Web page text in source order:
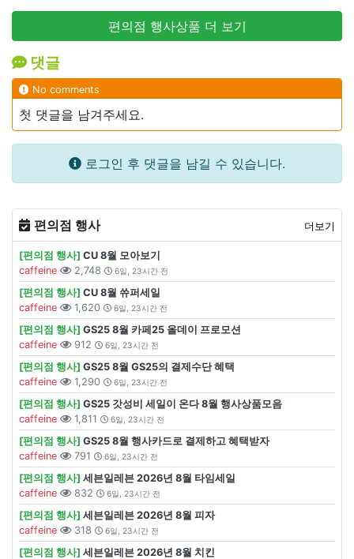
편의점 행사상품 더 보기
댓글
No comments
첫 댓글을 남겨주세요.
로그인 후 댓글을 남길 수 있습니다.
편의점 행사 더보기
[편의점 행사] CU 8월 모아보기
caffeine
2,748 6일, 23시간 전
[편의점 행사] CU 8월 쓔퍼세일
caffeine
1,620 6일, 23시간 전
[편의점 행사] GS25 8월 카페25 올데이 프로모션
caffeine
912 6일, 23시간 전
[편의점 행사] GS25 8월 GS25의 결제수단 혜택
caffeine
1,290 6일, 23시간 전
[편의점 행사] GS25 갓성비 세일이 온다 8월 행사상품모음
caffeine
1,811 6일, 23시간 전
[편의점 행사] GS25 8월 행사카드로 결제하고 혜택받자
caffeine
791 6일, 23시간 전
[편의점 행사] 세븐일레븐 2026년 8월 타임세일
caffeine
832 6일, 23시간 전
[편의점 행사] 세븐일레븐 2026년 8월 피자
caffeine
318 6일, 23시간 전
[편의점 행사] 세븐일레븐 2026년 8월 치킨